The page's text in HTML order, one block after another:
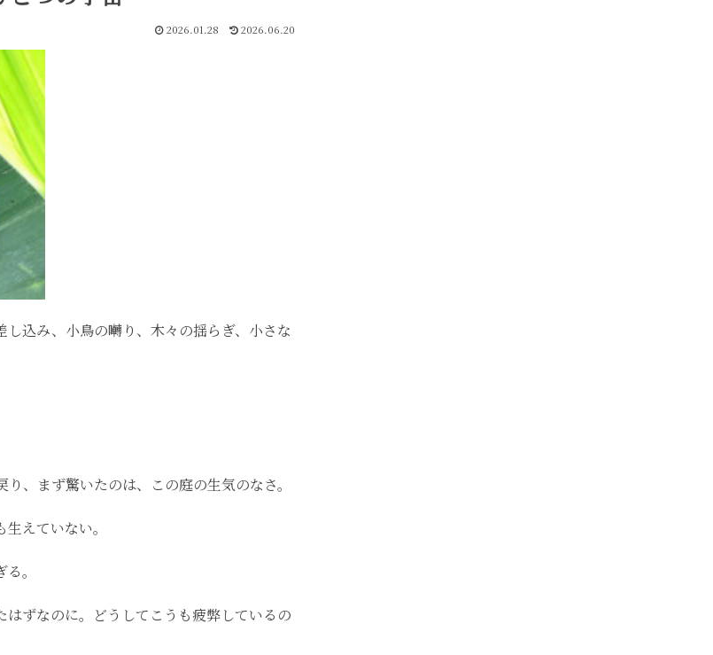
2026.01.28 2026.06.20
込み、小鳥の囀り、木々の揺らぎ、小さな
、まず驚いたのは、この庭の生気のなさ。
えていない。
。
ずなのに。どうしてこうも疲弊しているの